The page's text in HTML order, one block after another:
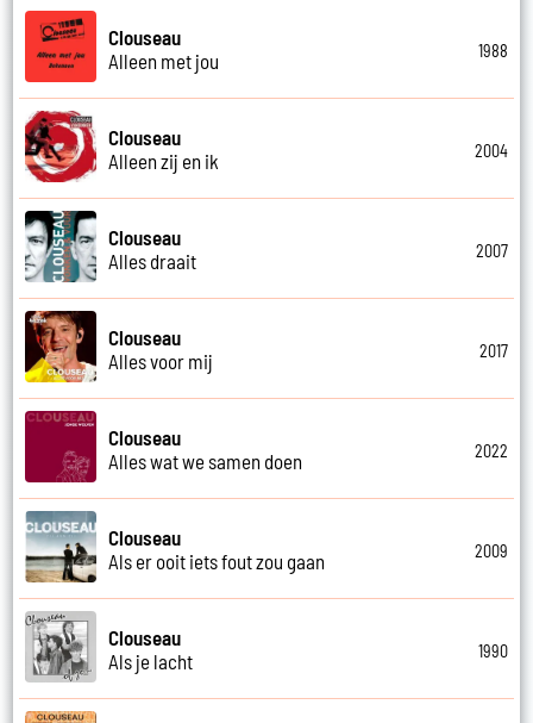
Clouseau
Alleen met jou
1988
Clouseau
Alleen zij en ik
2004
Clouseau
Alles draait
2007
Clouseau
Alles voor mij
2017
Clouseau
Alles wat we samen doen
2022
Clouseau
Als er ooit iets fout zou gaan
2009
Clouseau
Als je lacht
1990